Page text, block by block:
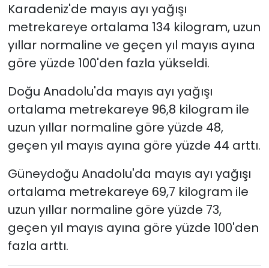
Karadeniz'de mayıs ayı yağışı
metrekareye ortalama 134 kilogram, uzun
yıllar normaline ve geçen yıl mayıs ayına
göre yüzde 100'den fazla yükseldi.
Doğu Anadolu'da mayıs ayı yağışı
ortalama metrekareye 96,8 kilogram ile
uzun yıllar normaline göre yüzde 48,
geçen yıl mayıs ayına göre yüzde 44 arttı.
Güneydoğu Anadolu'da mayıs ayı yağışı
ortalama metrekareye 69,7 kilogram ile
uzun yıllar normaline göre yüzde 73,
geçen yıl mayıs ayına göre yüzde 100'den
fazla arttı.